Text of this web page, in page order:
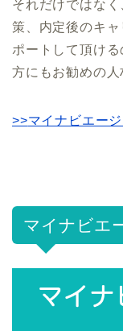
それだけではな
策、内定後のキ
ポートして頂け
方にもお勧めの人
>>マイナビエー
マイナビエ